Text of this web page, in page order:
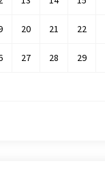
20 21 22
27 28 29